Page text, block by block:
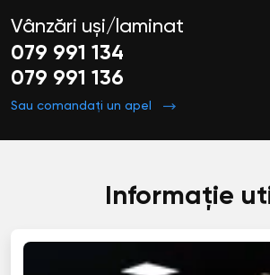
Vânzări uși/laminat
079 991 134
079 991 136
Sau comandați un apel
Informație